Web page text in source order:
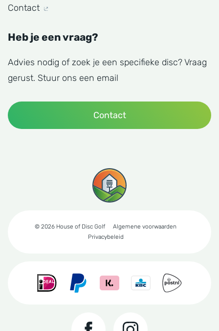
Contact
Heb je een vraag?
Advies nodig of zoek je een specifieke disc? Vraag
gerust. Stuur ons een email
Contact
© 2026 House of Disc Golf
Algemene voorwaarden
Privacybeleid